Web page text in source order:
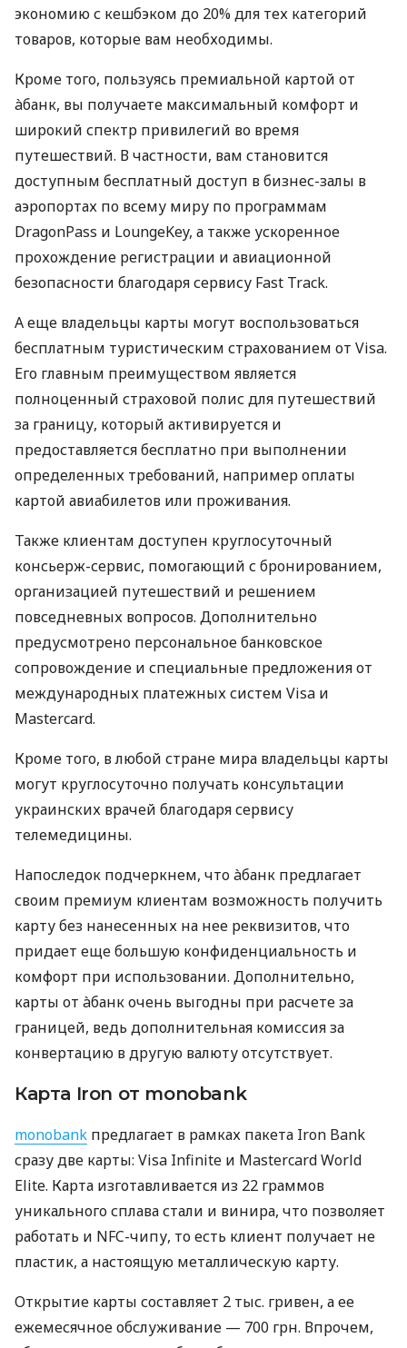
экономию с кешбэком до 20% для тех категорий
товаров, которые вам необходимы.
Кроме того, пользуясь премиальной картой от
àбанк, вы получаете максимальный комфорт и
широкий спектр привилегий во время
путешествий. В частности, вам становится
доступным бесплатный доступ в бизнес-залы в
аэропортах по всему миру по программам
DragonPass и LoungeKey, а также ускоренное
прохождение регистрации и авиационной
безопасности благодаря сервису Fast Track.
А еще владельцы карты могут воспользоваться
бесплатным туристическим страхованием от Visa.
Его главным преимуществом является
полноценный страховой полис для путешествий
за границу, который активируется и
предоставляется бесплатно при выполнении
определенных требований, например оплаты
картой авиабилетов или проживания.
Также клиентам доступен круглосуточный
консьерж-сервис, помогающий с бронированием,
организацией путешествий и решением
повседневных вопросов. Дополнительно
предусмотрено персональное банковское
сопровождение и специальные предложения от
международных платежных систем Visa и
Mastercard.
Кроме того, в любой стране мира владельцы карты
могут круглосуточно получать консультации
украинских врачей благодаря сервису
телемедицины.
Напоследок подчеркнем, что àбанк предлагает
своим премиум клиентам возможность получить
карту без нанесенных на нее реквизитов, что
придает еще большую конфиденциальность и
комфорт при использовании. Дополнительно,
карты от àбанк очень выгодны при расчете за
границей, ведь дополнительная комиссия за
конвертацию в другую валюту отсутствует.
Карта Iron от monobank
monobank предлагает в рамках пакета Iron Bank
сразу две карты: Visa Infinite и Mastercard World
Elite. Карта изготавливается из 22 граммов
уникального сплава стали и винира, что позволяет
работать и NFC-чипу, то есть клиент получает не
пластик, а настоящую металлическую карту.
Открытие карты составляет 2 тыс. гривен, а ее
ежемесячное обслуживание — 700 грн. Впрочем,